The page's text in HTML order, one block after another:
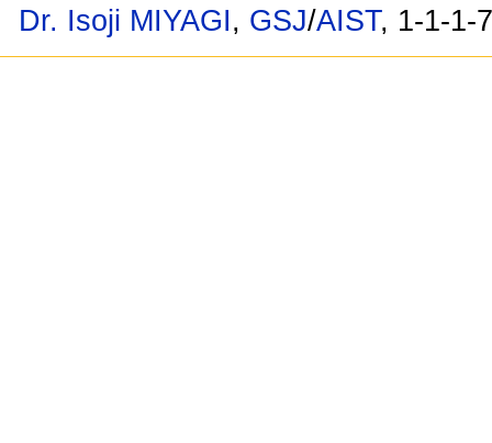
Dr. Isoji MIYAGI, GSJ/AIST, 1-1-1-